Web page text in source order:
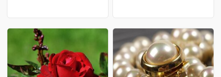
görmək, yuxunun məzmunu ən
xırda təfərrüatına qədər
düşünüldükdə yuxu yozumları
tərəfində
Xəsarət ümumiyyətlə gələcək
malların əlamətidir. Ancaq yuxunu
tam şərh etmək üçün onu ən yaxş